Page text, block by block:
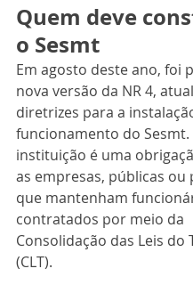
Quem deve
o Sesmt
Em agosto deste ano, foi
nova versão da NR 4,
diretrizes para a
funcionamento do Sesmt.
instituição é uma
as empresas, públicas ou
que mantenham
contratados por meio da
Consolidação das Leis do
(CLT).